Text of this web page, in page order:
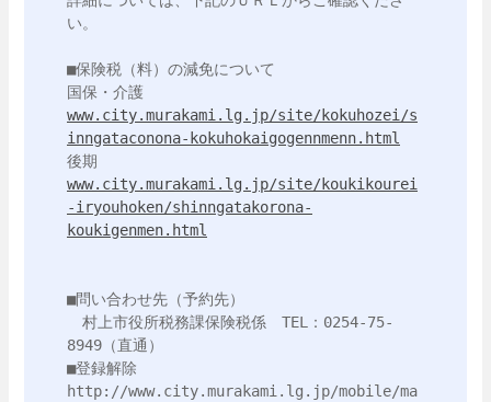
い。
■保険税（料）の減免について
www.city.murakami.lg.jp/site/kokuhozei/s
inngataconona-kokuhokaigogennmenn.html
www.city.murakami.lg.jp/site/koukikourei
-iryouhoken/shinngatakorona-
koukigenmen.html
■問い合わせ先（予約先）
村上市役所税務課保険税係　TEL：0254-75-
8949（直通）
■登録解除
http://www.city.murakami.lg.jp/mobile/ma